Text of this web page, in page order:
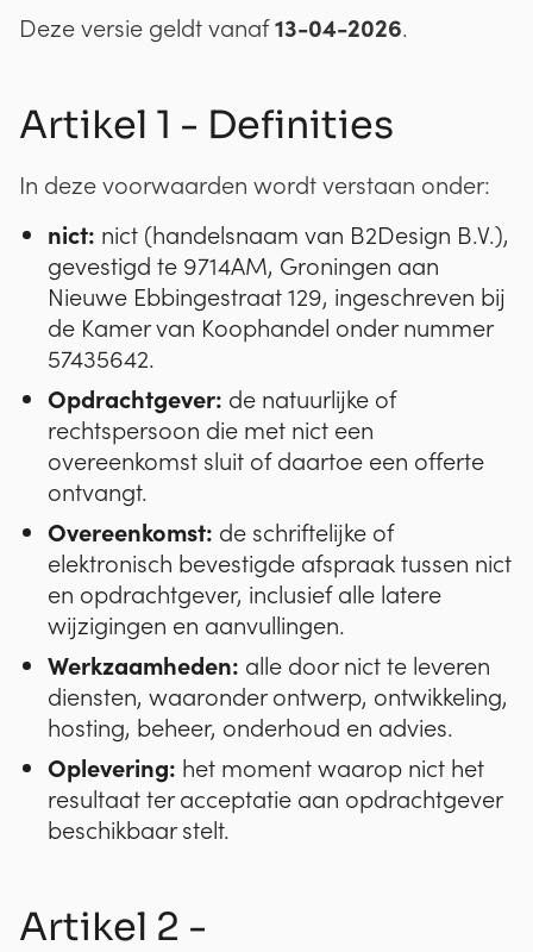
Deze versie geldt vanaf13-04-2026.
Artikel 1 - Definities
In deze voorwaarden wordt verstaan onder:
nict: nict (handelsnaam van B2Design B.V.),
gevestigd te 9714AM, Groningen aan
Nieuwe Ebbingestraat 129, ingeschreven bij
de Kamer van Koophandel onder nummer
57435642.
Opdrachtgever: de natuurlijke of
rechtspersoon die met nict een
overeenkomst sluit of daartoe een offerte
ontvangt.
Overeenkomst: de schriftelijke of
elektronisch bevestigde afspraak tussen nict
en opdrachtgever, inclusief alle latere
wijzigingen en aanvullingen.
Werkzaamheden: alle door nict te leveren
diensten, waaronder ontwerp, ontwikkeling,
hosting, beheer, onderhoud en advies.
Oplevering: het moment waarop nict het
resultaat ter acceptatie aan opdrachtgever
beschikbaar stelt.
Artikel 2 -